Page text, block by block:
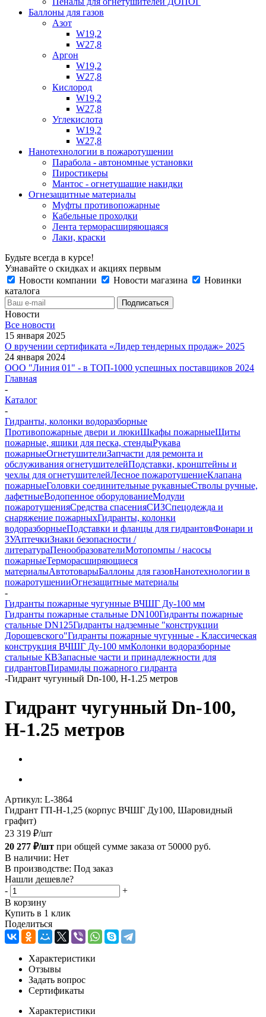
Баллоны для газов
Азот
W19,2
W27,8
Аргон
W19,2
W27,8
Кислород
W19,2
W27,8
Углекислота
W19,2
W27,8
Нанотехнологии в пожаротушении
Парабола - автономные установки
Пиростикеры
Мантос - огнетушащие накидки
Огнезащитные материалы
Муфты противопожарные
Кабельные проходки
Лента терморасширяющаяся
Лаки, краски
Будьте всегда в курсе!
Узнавайте о скидках и акциях первым
Новости компании
Новости магазина
Новинки
каталога
Новости
Все новости
15 января 2025
О вручении сертификата «Лидер тендерных продаж» 2025
24 января 2024
ООО "Линия 01" - в ТОП-1000 успешных поставщиков 2024
Главная
-
Каталог
-
Гидранты, колонки водоразборные
Противопожарные двери и люкиШкафы пожарныеЩиты
пожарные, ящики для песка, стендыРукава
пожарныеОгнетушителиЗапчасти для ремонта и
обслуживания огнетушителейПодставки, кронштейны и
чехлы для огнетушителейЛесное пожаротушениеКлапана
пожарныеГоловки соединительные рукавныеСтволы ручные,
лафетныеВодопенное оборудованиеМодули
пожаротушенияСредства спасенияСИЗСпецодежда и
снаряжение пожарныхГидранты, колонки
водоразборныеПодставки и фланцы для гидрантовФонари и
ЗУАптечкиЗнаки безопасности /
литератураПенообразователиМотопомпы / насосы
пожарныеТерморасширяющиеся
материалыАвтотоварыБаллоны для газовНанотехнологии в
пожаротушенииОгнезащитные материалы
-
Гидранты пожарные чугунные ВЧШГ Ду-100 мм
Гидранты пожарные стальные DN100Гидранты пожарные
стальные DN125Гидранты надземные "конструкции
Дорошевского"Гидранты пожарные чугунные - Классическая
конструкция ВЧШГ Ду-100 ммКолонки водоразборные
стальные КВЗапасные части и принадлежности для
гидрантовПирамиды пожарного гидранта
-Гидрант чугунный Dn-100, H-1.25 метров
Гидрант чугунный Dn-100,
H-1.25 метров
Артикул: L-3864
Гидрант ГП-Н-1,25 (корпус ВЧШГ Ду100, Шаровидный
графит)
23 319 ₽/шт
20 277 ₽/шт при общей сумме заказа от 50000 руб.
В наличии: Нет
В производстве: Под заказ
Нашли дешевле?
-
+
В корзину
Купить в 1 клик
Поделиться
Характеристики
Отзывы
Задать вопрос
Сертификаты
Характеристики